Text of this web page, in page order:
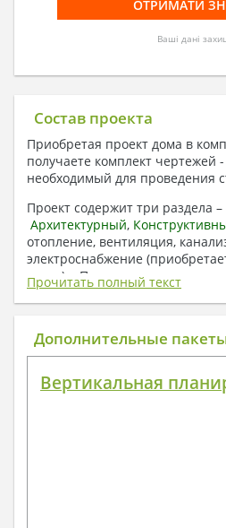
Ваші дані
Состав проекта
Приобретая проект дома в
получаете комплект чертежей
необходимый для проведения
Проект содержит три раздела –
Архитектурный,
отопление, вентиляция,
электроснабжение
плату) + Пояснительная записка.
1. Архитектурный раздел:
Общие данные по
План
Поэтажные
Разрезы и состав
Фасады с ведомостью
Элементы проемов –
Ведомость перемычек
Прочитать полный текст
Дополнительные
Вертикальная